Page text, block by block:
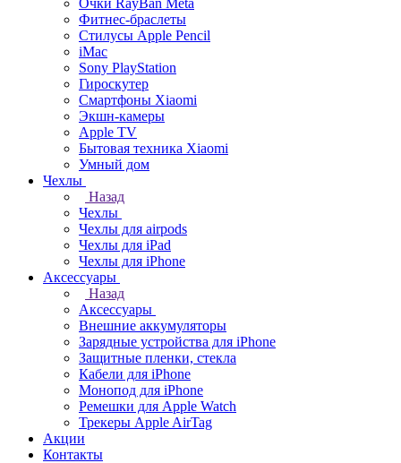
Очки RayBan Meta
Фитнес-браслеты
Стилусы Apple Pencil
iMac
Sony PlayStation
Гироскутер
Смартфоны Xiaomi
Экшн-камеры
Apple TV
Бытовая техника Xiaomi
Умный дом
Чехлы
Назад
Чехлы
Чехлы для airpods
Чехлы для iPad
Чехлы для iPhone
Аксессуары
Назад
Аксессуары
Внешние аккумуляторы
Зарядные устройства для iPhone
Защитные пленки, стекла
Кабели для iPhone
Монопод для iPhone
Ремешки для Apple Watch
Трекеры Apple AirTag
Акции
Контакты